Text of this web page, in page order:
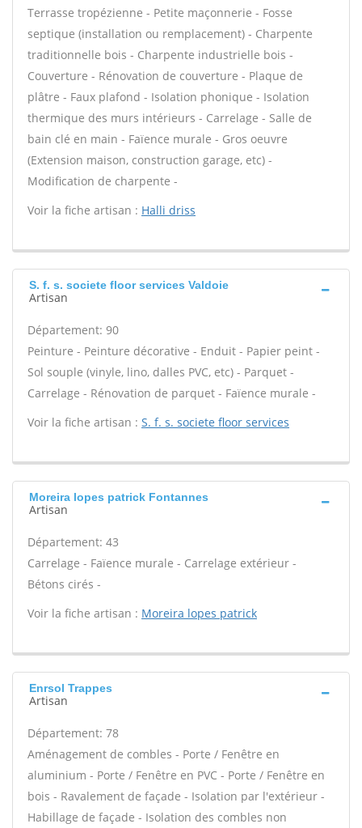
Terrasse tropézienne - Petite maçonnerie - Fosse
septique (installation ou remplacement) - Charpente
traditionnelle bois - Charpente industrielle bois -
Couverture - Rénovation de couverture - Plaque de
plâtre - Faux plafond - Isolation phonique - Isolation
thermique des murs intérieurs - Carrelage - Salle de
bain clé en main - Faïence murale - Gros oeuvre
(Extension maison, construction garage, etc) -
Modification de charpente -
Voir la fiche artisan : Halli driss
S. f. s. societe floor services Valdoie
Artisan
Département: 90
Peinture - Peinture décorative - Enduit - Papier peint -
Sol souple (vinyle, lino, dalles PVC, etc) - Parquet -
Carrelage - Rénovation de parquet - Faïence murale -
Voir la fiche artisan : S. f. s. societe floor services
Moreira lopes patrick Fontannes
Artisan
Département: 43
Carrelage - Faïence murale - Carrelage extérieur -
Bétons cirés -
Voir la fiche artisan : Moreira lopes patrick
Enrsol Trappes
Artisan
Département: 78
Aménagement de combles - Porte / Fenêtre en
aluminium - Porte / Fenêtre en PVC - Porte / Fenêtre en
bois - Ravalement de façade - Isolation par l'extérieur -
Habillage de façade - Isolation des combles non